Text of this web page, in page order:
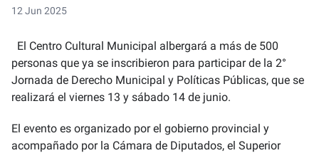
12 Jun 2025
El Centro Cultural Municipal albergará a más de 500
personas que ya se inscribieron para participar de la 2°
Jornada de Derecho Municipal y Políticas Públicas, que se
realizará el viernes 13 y sábado 14 de junio.
El evento es organizado por el gobierno provincial y
acompañado por la Cámara de Diputados, el Superior